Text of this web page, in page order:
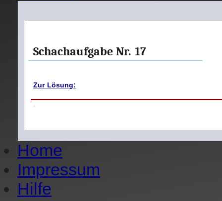
Schachaufgabe Nr. 17
Zur Lösung:
Home
Impressum
Hilfe